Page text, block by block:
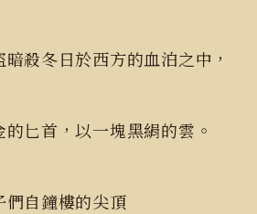
殺冬日於西方的血泊之中，
匕首，以一塊黑絹的雲。
們自鐘樓的尖頂